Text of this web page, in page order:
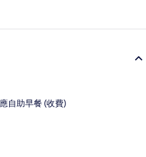
自助早餐 (收費)